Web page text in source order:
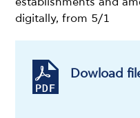
digitally, from 5/1
Dowload